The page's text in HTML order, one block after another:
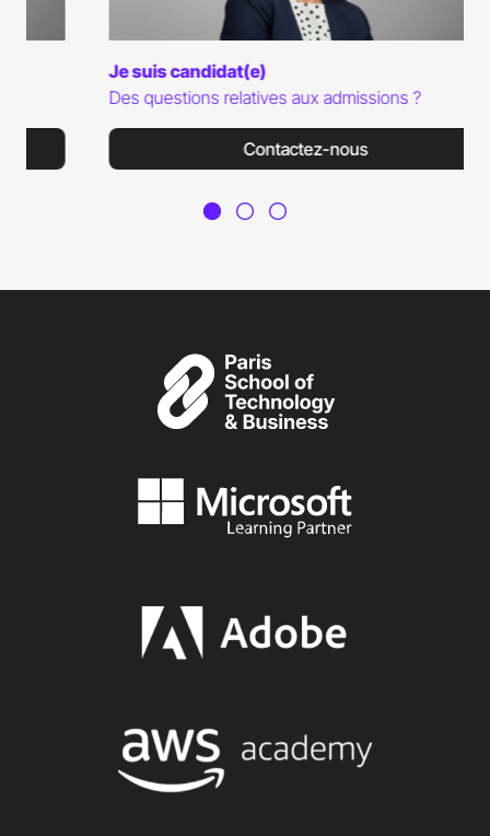
Je suis candidat(e)
Des questions relatives aux admissions ?
Contactez-nous